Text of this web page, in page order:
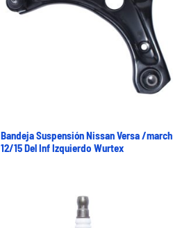
Bandeja Suspensión Nissan Versa /march
12/15 Del Inf Izquierdo Wurtex